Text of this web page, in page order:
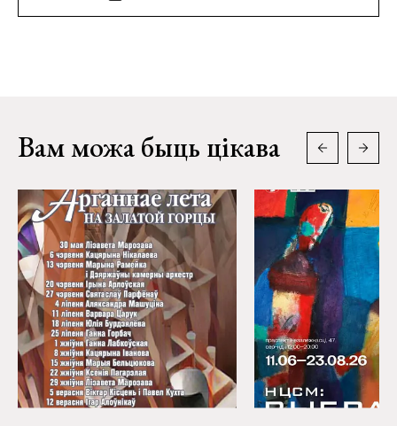
Вам можа быць цікава